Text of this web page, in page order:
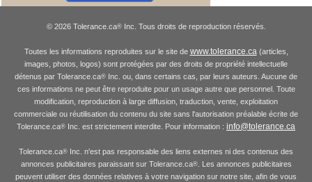
© 2026 Tolerance.ca®Inc. Tous droits de reproduction réservés.
Toutes les informations reproduites sur le site de www.tolerance.ca(articles,
images, photos, logos) sont protégées par des droits de propriété intellectuelle
détenus par Tolerance.ca® Inc. ou, dans certains cas, par leurs auteurs. Aucune de
ces informations ne peut être reproduite pour un usage autre que personnel. Toute
modification, reproduction à large diffusion, traduction, vente, exploitation
commerciale ou réutilisation du contenu du site sans l'autorisation préalable écrite de
Tolerance.ca® Inc. est strictement interdite. Pour information : info@tolerance.ca
Tolerance.ca® Inc. n'est pas responsable des liens externes ni des contenus des
annonces publicitaires paraissant sur Tolerance.ca®. Les annonces publicitaires
peuvent utiliser des données relatives à votre navigation sur notre site, afin de vous